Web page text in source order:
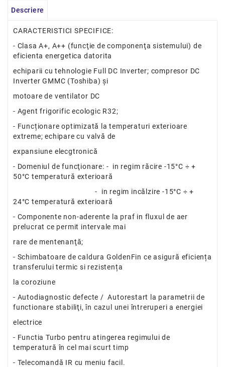
Descriere
CARACTERISTICI SPECIFICE:
- Clasa A+, A++ (funcţie de componenţa sistemului) de
eficienta energetica datorita
echiparii cu tehnologie Full DC Inverter; compresor DC
Inverter GMMC (Toshiba) și
motoare de ventilator DC
- Agent frigorific ecologic R32;
- Funcționare optimizată la temperaturi exterioare
extreme; echipare cu valvă de
expansiune elecgtronică
- Domeniul de funcţionare: - in regim răcire -15°C ÷ +
50°C temperatură exterioară
- in regim incălzire -15°C ÷ +
24°C temperatură exterioară
- Componente non-aderente la praf in fluxul de aer
prelucrat ce permit intervale mai
rare de mentenanţă;
- Schimbatoare de caldura GoldenFin ce asigură eficiența
transferului termic si rezistența
la coroziune
- Autodiagnostic defecte / Autorestart la parametrii de
functionare stabiliţi, în cazul unei întreruperi a energiei
electrice
- Functia Turbo pentru atingerea regimului de
temperatură în cel mai scurt timp
- Telecomandă IR cu meniu facil.